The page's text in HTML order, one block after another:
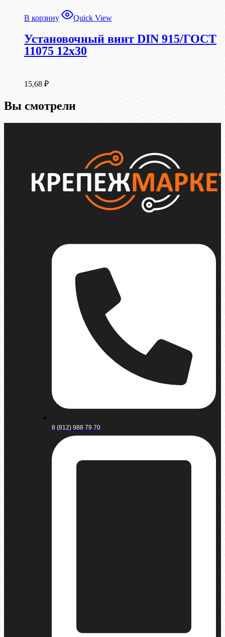
В корзину Quick View
Установочный винт DIN 915/ГОСТ
11075 12х30
15,68 ₽
Вы смотрели
8 (812) 988 79 70